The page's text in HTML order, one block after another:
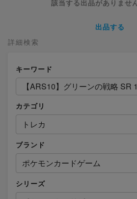
詳細検索
キーワード
カテゴリ
トレカ
ブランド
ポケモンカードゲーム
シリーズ
該当する出品がありませ
出品する